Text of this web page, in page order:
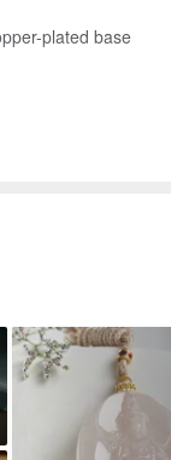
plated base
If the
zipper bag, and